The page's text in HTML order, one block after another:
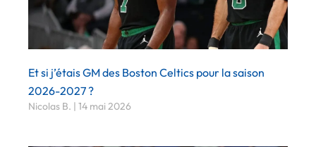
Et si j’étais GM des Boston Celtics pour la saison
2026-2027 ?
Nicolas B. 14 mai 2026